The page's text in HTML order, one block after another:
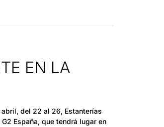
EN LA
del 22 al 26, Estanterías
España, que tendrá lugar en